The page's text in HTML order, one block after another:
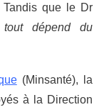
Tandis que le Dr
dépend du
(Minsanté), la
à la Direction